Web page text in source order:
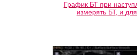
График БТ при
измерять БТ, и